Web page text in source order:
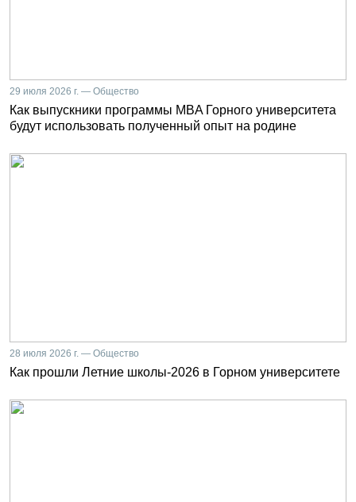
29 июля 2026 г. — Общество
Как выпускники программы MBA Горного университета
будут использовать полученный опыт на родине
28 июля 2026 г. — Общество
Как прошли Летние школы-2026 в Горном университете